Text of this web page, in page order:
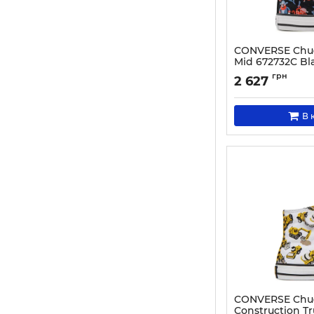
CONVERSE
Mid 672732C
Артикул:
2 627 грн
В
CONVERSE
Construction